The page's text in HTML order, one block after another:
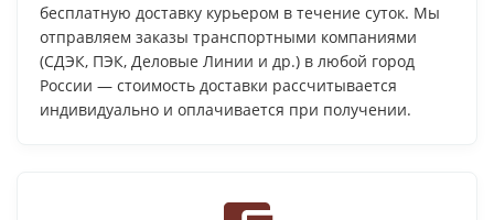
бесплатную доставку курьером в течение суток. Мы
отправляем заказы транспортными компаниями
(СДЭК, ПЭК, Деловые Линии и др.) в любой город
России — стоимость доставки рассчитывается
индивидуально и оплачивается при получении.